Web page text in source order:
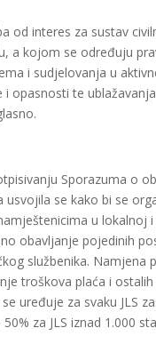
od interes za sustav
a kojom se određuju
i sudjelovanja u
opasnosti te
Sporazuma o
usvojila se kako bi se
u lokalnoj
obavljanje pojedinih
službenika. Namjena
troškova plaća i
uređuje za svaku JLS
za JLS iznad 1.000